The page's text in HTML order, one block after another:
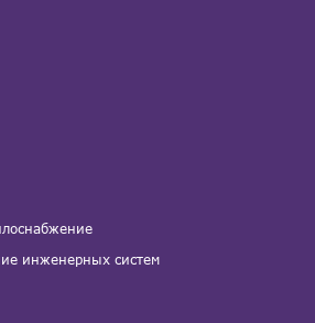
инженерных систем